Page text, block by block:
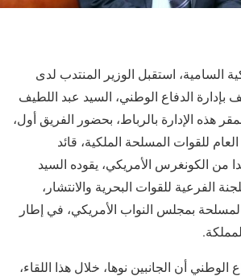
السامية، استقبل الوزير المنتدب لدى
بإدارة الدفاع الوطني، السيد عبد اللطيف
بمقر هذه الإدارة بالرباط، بحضور الفريق أول،
للقوات المسلحة الملكية، قائد
من الكونغرس الأمريكي، يقوده السيد
الفرعية للقوات البحرية والانتشار،
المسلحة بمجلس النواب الأمريكي، في إطار
الوطني أن الجانبين نوها، خلال هذا اللقاء،